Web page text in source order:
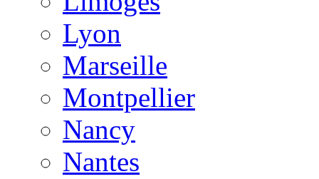
Lyon
Marseille
Montpellier
Nancy
Nantes